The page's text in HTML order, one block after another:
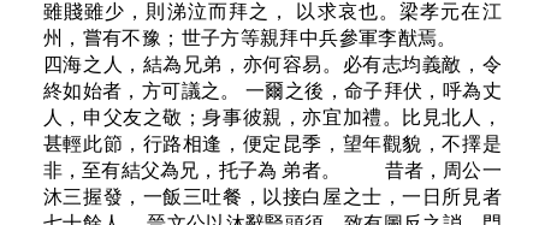
雖賤雖少，則涕泣而拜之， 以求哀也。梁孝元在江
州，嘗有不豫；世子方等親拜中兵參軍李猷焉。
四海之人，結為兄弟，亦何容易。必有志均義敵，令
終如始者，方可議之。 一爾之後，命子拜伏，呼為丈
人，申父友之敬；身事彼親，亦宜加禮。比見北人，
甚輕此節，行路相逢，便定昆季，望年觀貌，不擇是
非，至有結父為兄，托子為 弟者。 昔者，周公一
沐三握發，一飯三吐餐，以接白屋之士，一日所見者